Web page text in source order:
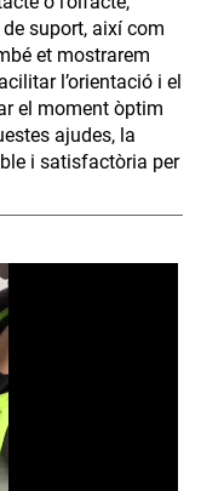
suport, així com
et mostrarem
l’orientació i el
el moment òptim
ajudes, la
i satisfactòria per